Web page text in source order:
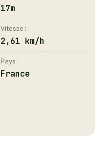
17m
Vitesse :
2,61 km/h
Pays :
France